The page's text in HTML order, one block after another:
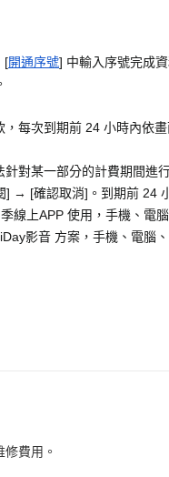
[開通序號] 中輸入序號完成
每次到期前 24 小時內依
對某一部分的計費期間進
→ [確認取消]。到期前 24
線上APP 使用，手機、電
影音 方案，手機、電腦
費用。